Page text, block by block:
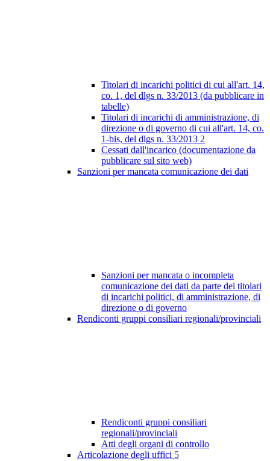
Titolari di incarichi politici di cui all'art. 14,
co. 1, del dlgs n. 33/2013 (da pubblicare in
tabelle)
Titolari di incarichi di amministrazione, di
direzione o di governo di cui all'art. 14, co.
1-bis, del dlgs n. 33/2013 2
Cessati dall'incarico (documentazione da
pubblicare sul sito web)
Sanzioni per mancata comunicazione dei dati
Sanzioni per mancata o incompleta
comunicazione dei dati da parte dei titolari
di incarichi politici, di amministrazione, di
direzione o di governo
Rendiconti gruppi consiliari regionali/provinciali
Rendiconti gruppi consiliari
regionali/provinciali
Atti degli organi di controllo
Articolazione degli uffici 5